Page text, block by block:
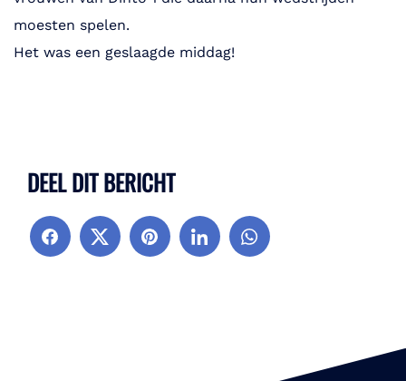
moesten spelen.
Het was een geslaagde middag!
DEEL DIT BERICHT